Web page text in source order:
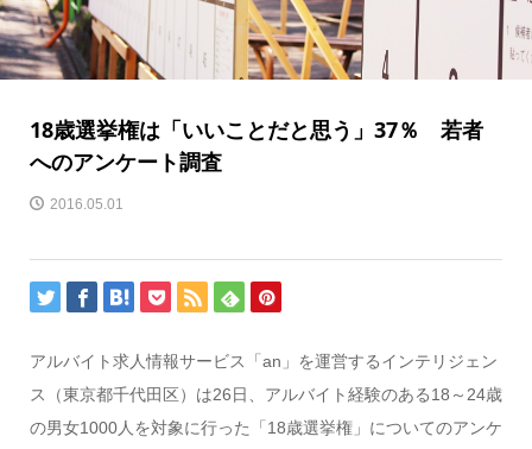
18歳選挙権は「いいことだと思う」37％ 若者
へのアンケート調査
2016.05.01
アルバイト求人情報サービス「an」を運営するインテリジェン
ス（東京都千代田区）は26日、アルバイト経験のある18～24歳
の男女1000人を対象に行った「18歳選挙権」についてのアンケ